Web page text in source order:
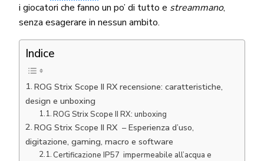
i giocatori che fanno un po’ di tutto e streammano,
senza esagerare in nessun ambito.
Indice
ROG Strix Scope II RX recensione: caratteristiche,
design e unboxing
ROG Strix Scope II RX: unboxing
ROG Strix Scope II RX – Esperienza d’uso,
digitazione, gaming, macro e software
Certificazione IP57 impermeabile all’acqua e